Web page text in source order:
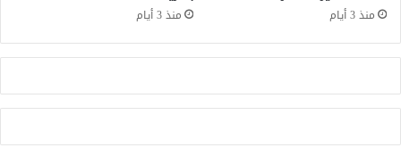
ي
ا
ز
ئ
ف
ر
ي
خ
منذ 3 أيام منذ 3 أيام